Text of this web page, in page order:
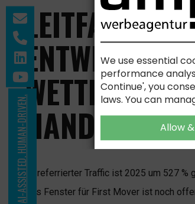
AI-ASSISTED. HUMAN-DRIVEN.
LEITFADEN
ENTWEDER
HANDELN.
KI-referrierter Traffic ist 2025 um 527 %
Das Fenster für First Mover ist noch
We use essential
performance
Continue', you
laws. You can
Allow